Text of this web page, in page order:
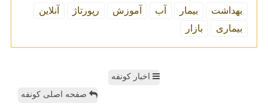
بهداشت بیمار آب آموزش رپورتاژ
آنلاین
بیماری
بازار
اخبار کونفه
صفحه اصلی کونفه